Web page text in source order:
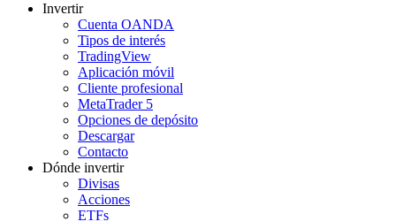
Invertir
Cuenta OANDA
Tipos de interés
TradingView
Aplicación móvil
Cliente profesional
MetaTrader 5
Opciones de depósito
Descargar
Contacto
Dónde invertir
Divisas
Acciones
ETFs